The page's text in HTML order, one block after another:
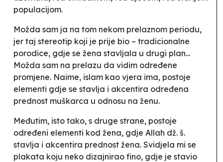
populacijom.
Možda sam ja na tom nekom prelaznom periodu,
jer taj stereotip koji je prije bio – tradicionalne
porodice, gdje se žena stavljala u drugi plan...
Možda sam na prelazu da vidim određene
promjene. Naime, islam kao vjera ima, postoje
elementi gdje se stavlja i akcentira određena
prednost muškarca u odnosu na ženu.
Međutim, isto tako, s druge strane, postoje
određeni elementi kod žena, gdje Allah dž. š.
stavlja i akcentira prednost žena. Svidjela mi se
plakata koju neko dizajnirao fino, gdje je stavio